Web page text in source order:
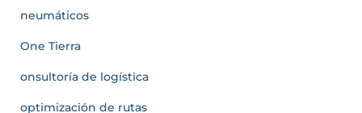
neumáticos
One Tierra
onsultoría de logística
optimización de rutas